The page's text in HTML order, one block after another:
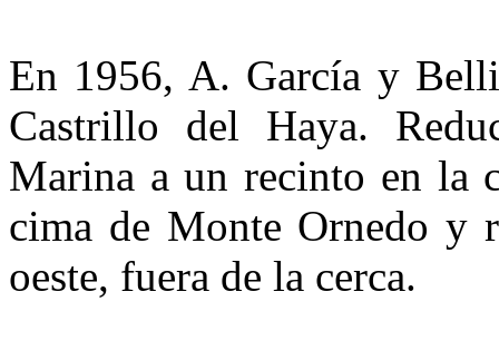
En 1956, A. García y
Castrillo del Haya.
Marina a un recinto en la
cima de Monte Ornedo y
oeste, fuera de la cerca.